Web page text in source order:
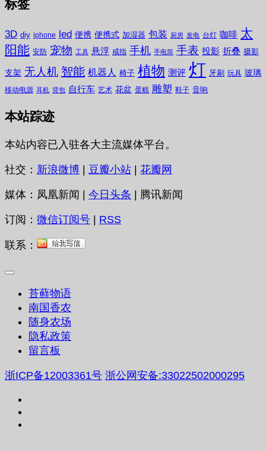
标签
3D diy iphone led 便携 便携式 加湿器 包装 厨房 发电 台灯 咖啡 太
阳能 安防 宠物 工具 悬浮 戒指 手机 手电筒 手表 投影 折叠 摄影
支架 无人机 智能 机器人 椅子 植物 测评 灯 牙刷 玩具 玻璃
移动电源 耳机 背包 自行车 艺术 花盆 蛋糕 雕塑 鞋子 音响
本站踪迹
本站内容已入驻各大主流媒体平台。
社交： 新浪微博 豆瓣小站 花瓣网
媒体：凤凰新闻 | 今日头条 | 腾讯新闻
订阅： 微信订阅号 RSS
联系：
苔藓物语
南国香农
随身农场
隐私政策
留言板
浙ICP备12003361号 浙公网安备:33022502000295